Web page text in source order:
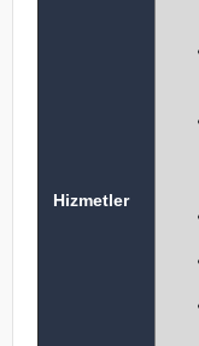
Hizmetler